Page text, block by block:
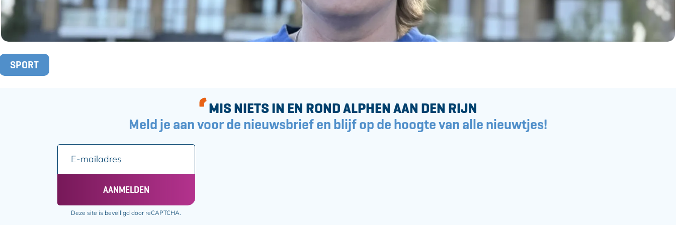
c
b
m
a
SPORT
MIS NIETS IN EN ROND ALPHEN AAN DEN RIJN
Meld je aan voor de nieuwsbrief en blijf op de hoogte van alle nieuwtjes!
E
m
l
AANMELDEN
Deze site is beveiligd door reCAPTCHA.